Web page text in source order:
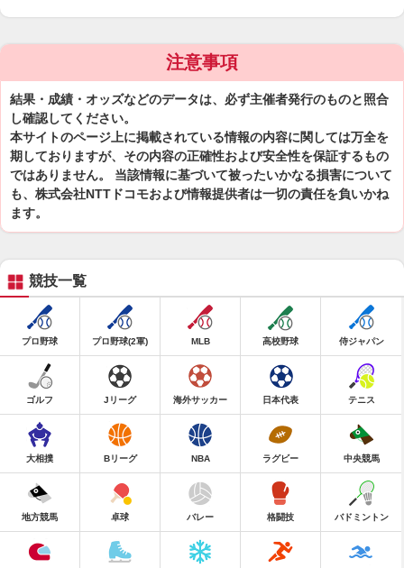
注意事項
結果・成績・オッズなどのデータは、必ず主催者発行のものと照合
し確認してください。
本サイトのページ上に掲載されている情報の内容に関しては万全を
期しておりますが、その内容の正確性および安全性を保証するもの
ではありません。 当該情報に基づいて被ったいかなる損害について
も、株式会社NTTドコモおよび情報提供者は一切の責任を負いかね
ます。
競技一覧
プロ野球 プロ野球(2軍) MLB 高校野球 侍ジャパン
ゴルフ Jリーグ 海外サッカー 日本代表 テニス
大相撲 Bリーグ NBA ラグビー 中央競馬
地方競馬 卓球 バレー 格闘技 バドミントン